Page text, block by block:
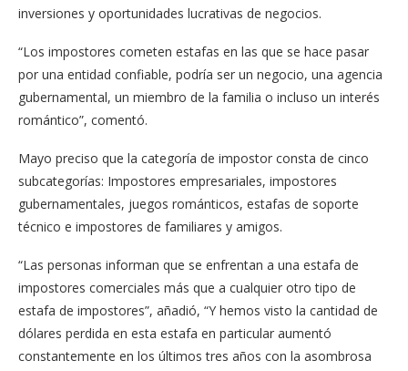
inversiones y oportunidades lucrativas de negocios.
“Los impostores cometen estafas en las que se hace pasar
por una entidad confiable, podría ser un negocio, una agencia
gubernamental, un miembro de la familia o incluso un interés
romántico”, comentó.
Mayo preciso que la categoría de impostor consta de cinco
subcategorías: Impostores empresariales, impostores
gubernamentales, juegos románticos, estafas de soporte
técnico e impostores de familiares y amigos.
“Las personas informan que se enfrentan a una estafa de
impostores comerciales más que a cualquier otro tipo de
estafa de impostores”, añadió, “Y hemos visto la cantidad de
dólares perdida en esta estafa en particular aumentó
constantemente en los últimos tres años con la asombrosa